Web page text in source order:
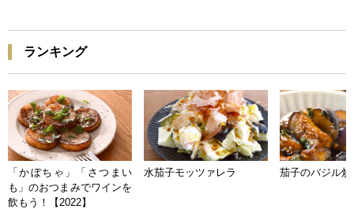
ランキング
「かぼちゃ」「さつまい
も」のおつまみでワインを
飲もう！【2022】
水茄子モッツァレラ 茄子のバジル炒